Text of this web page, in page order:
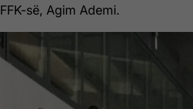
FFK-së, Agim Ademi.